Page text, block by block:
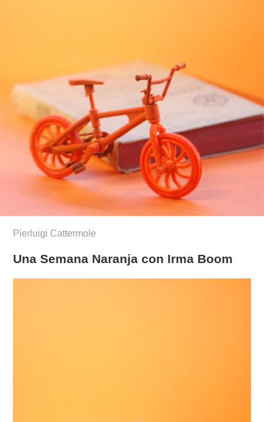
Pierluigi Cattermole
Una Semana Naranja con Irma Boom